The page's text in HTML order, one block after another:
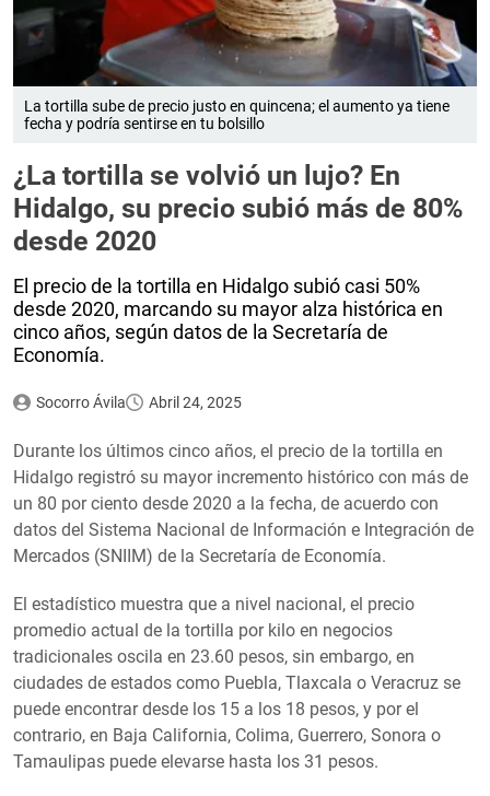
La tortilla sube de precio justo en quincena; el aumento ya tiene
fecha y podría sentirse en tu bolsillo
¿La tortilla se volvió un lujo? En
Hidalgo, su precio subió más de 80%
desde 2020
El precio de la tortilla en Hidalgo subió casi 50%
desde 2020, marcando su mayor alza histórica en
cinco años, según datos de la Secretaría de
Economía.
Socorro Ávila Abril 24, 2025
Durante los últimos cinco años, el precio de la tortilla en
Hidalgo registró su mayor incremento histórico con más de
un 80 por ciento desde 2020 a la fecha, de acuerdo con
datos del Sistema Nacional de Información e Integración de
Mercados (SNIIM) de la Secretaría de Economía.
El estadístico muestra que a nivel nacional, el precio
promedio actual de la tortilla por kilo en negocios
tradicionales oscila en 23.60 pesos, sin embargo, en
ciudades de estados como Puebla, Tlaxcala o Veracruz se
puede encontrar desde los 15 a los 18 pesos, y por el
contrario, en Baja California, Colima, Guerrero, Sonora o
Tamaulipas puede elevarse hasta los 31 pesos.